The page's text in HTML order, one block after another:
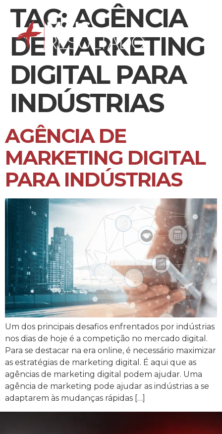
TAG:AGÊNCIA
DE MARKETING
DIGITAL PARA
INDÚSTRIAS
AGÊNCIA DE
MARKETING DIGITAL
PARA INDÚSTRIAS
Um dos principais desafios enfrentados por indústrias
nos dias de hoje é a competição no mercado digital.
Para se destacar na era online, é necessário maximizar
as estratégias de marketing digital. É aqui que as
agências de marketing digital podem ajudar. Uma
agência de marketing pode ajudar as indústrias a se
adaptarem às mudanças rápidas […]